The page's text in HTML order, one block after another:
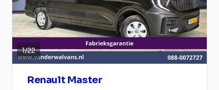
1/22
Renault Master